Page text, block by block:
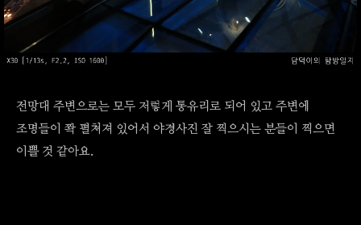
전망대 주변으로는 모두 저렇게 통유리로 되어 있고 주변에
조명들이 쫙 펼쳐져 있어서 야경사진 잘 찍으시는 분들이 찍으면
이쁠 것 같아요.